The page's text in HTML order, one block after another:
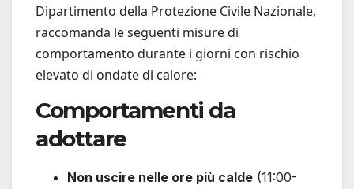
Dipartimento della Protezione Civile Nazionale,
raccomanda le seguenti misure di
comportamento durante i giorni con rischio
elevato di ondate di calore:
Comportamenti da
adottare
Non uscire nelle ore più calde (11:00-